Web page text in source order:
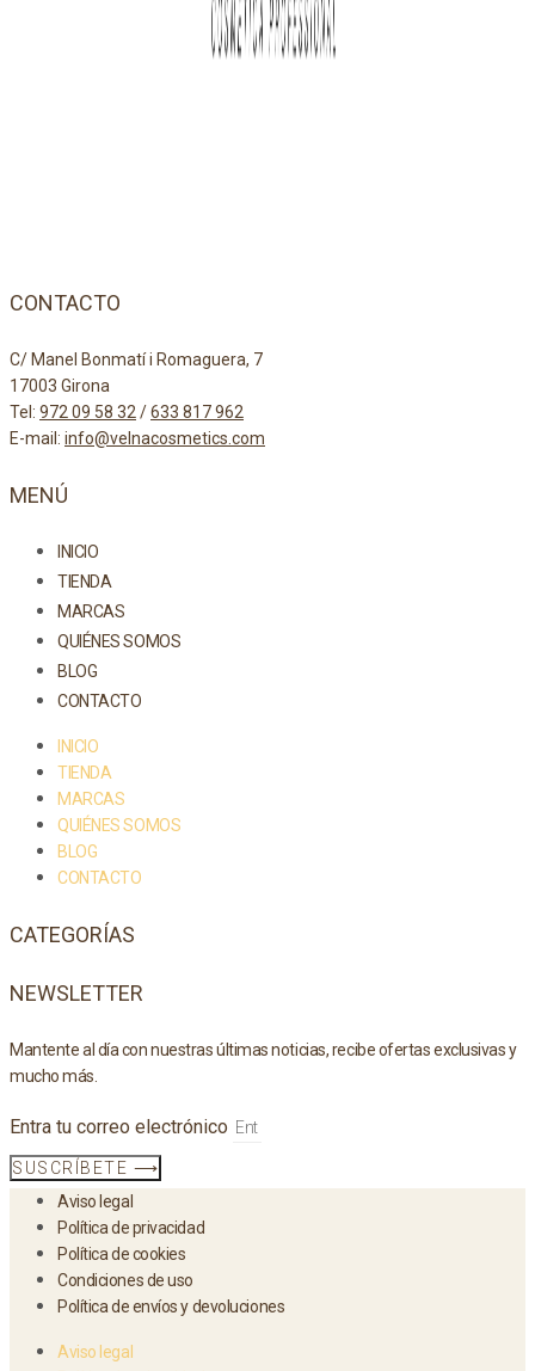
CONTACTO
C/ Manel Bonmatí i Romaguera, 7
17003 Girona
Tel: 972 09 58 32/633 817 962
E-mail: info@velnacosmetics.com
MENÚ
INICIO
TIENDA
MARCAS
QUIÉNES SOMOS
BLOG
CONTACTO
INICIO
TIENDA
MARCAS
QUIÉNES SOMOS
BLOG
CONTACTO
CATEGORÍAS
NEWSLETTER
Mantente al día con nuestras últimas noticias, recibe ofertas exclusivas y
mucho más.
Entra tu correo electrónico
SUSCRÍBETE ⟶
Aviso legal
Política de privacidad
Política de cookies
Condiciones de uso
Política de envíos y devoluciones
Aviso legal